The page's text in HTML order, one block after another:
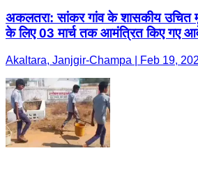
अकलतरा: सांकर गांव के शासकीय
के लिए 03 मार्च तक आमंत्रित किए गए
Akaltara, Janjgir-Champa | Feb 19,